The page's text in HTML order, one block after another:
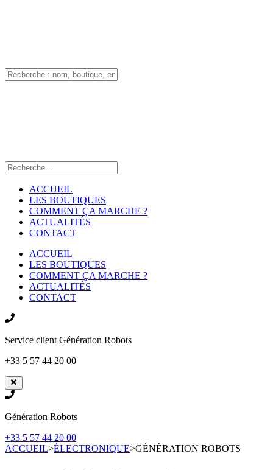
ACCUEIL
LES BOUTIQUES
COMMENT ÇA MARCHE ?
ACTUALITÉS
CONTACT
ACCUEIL
LES BOUTIQUES
COMMENT ÇA MARCHE ?
ACTUALITÉS
CONTACT
Service client Génération Robots
+33 5 57 44 20 00
Génération Robots
+33 5 57 44 20 00
ACCUEIL>ÉLECTRONIQUE>GÉNÉRATION ROBOTS